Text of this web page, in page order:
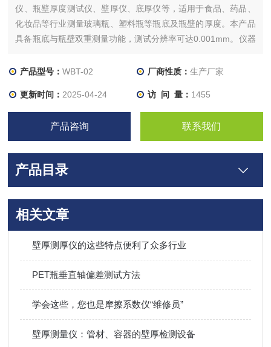
仪、瓶壁厚度测试仪、壁厚仪、底厚仪等，适用于食品、药品、
化妆品等行业测量玻璃瓶、塑料瓶等瓶底及瓶壁的厚度。本产品
具备瓶底与瓶壁双重测量功能，测试分辨率可达0.001mm。仪器
是一款专业高精度瓶类厚度检测仪器，广泛应用于质检机构、药
位。
产品型号：WBT-02 厂商性质： 生产厂家
更新时间： 2025-04-24 访 问 量： 1455
产品咨询 联系我们
产品目录
相关文章
壁厚测厚仪的这些特点便利了众多行业
PET瓶垂直轴偏差测试方法
学会这些，您也是摩擦系数仪“维修员”
壁厚测量仪：管材、容器的壁厚检测设备​